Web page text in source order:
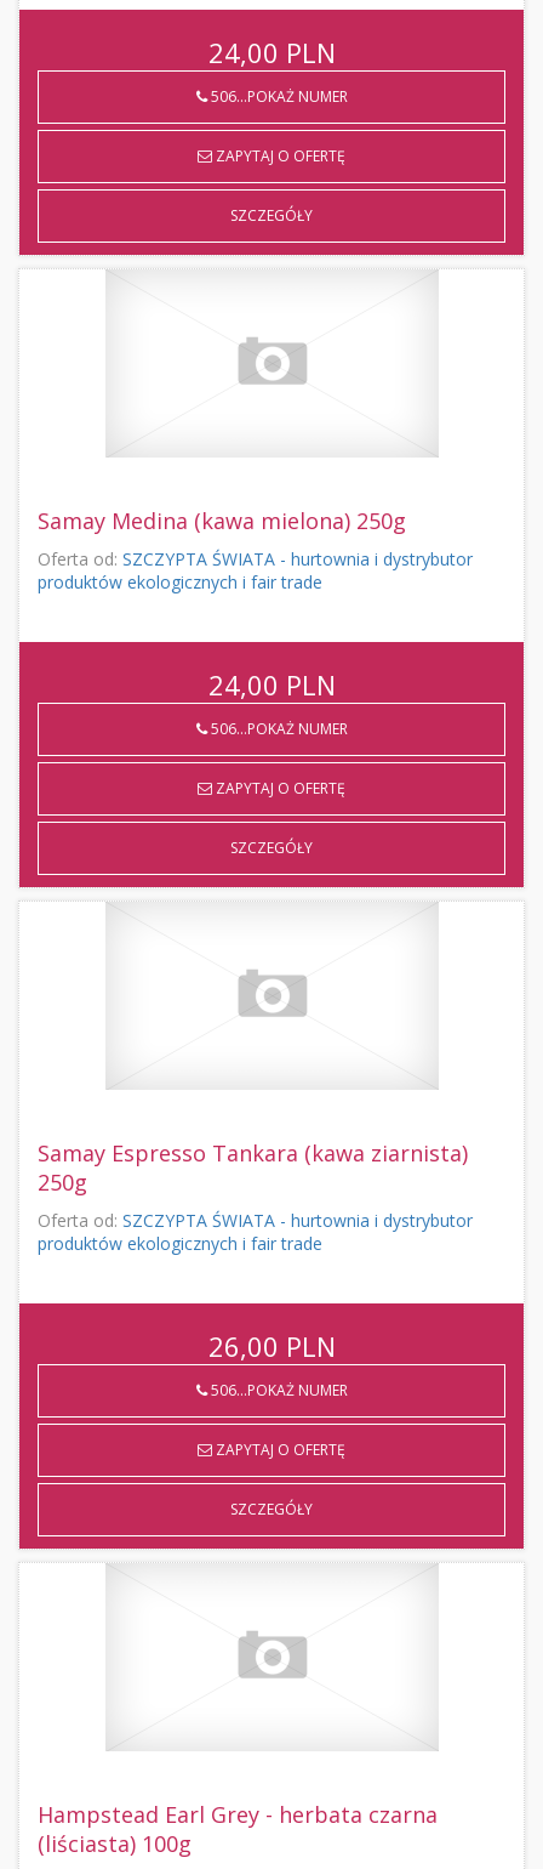
24,00 PLN
506...POKAŻ NUMER
ZAPYTAJ O OFERTĘ
SZCZEGÓŁY
Samay Medina (kawa mielona) 250g
Oferta od: SZCZYPTA ŚWIATA - hurtownia i dystrybutor
produktów ekologicznych i fair trade
24,00 PLN
506...POKAŻ NUMER
ZAPYTAJ O OFERTĘ
SZCZEGÓŁY
Samay Espresso Tankara (kawa ziarnista)
250g
Oferta od: SZCZYPTA ŚWIATA - hurtownia i dystrybutor
produktów ekologicznych i fair trade
26,00 PLN
506...POKAŻ NUMER
ZAPYTAJ O OFERTĘ
SZCZEGÓŁY
Hampstead Earl Grey - herbata czarna
(liściasta) 100g